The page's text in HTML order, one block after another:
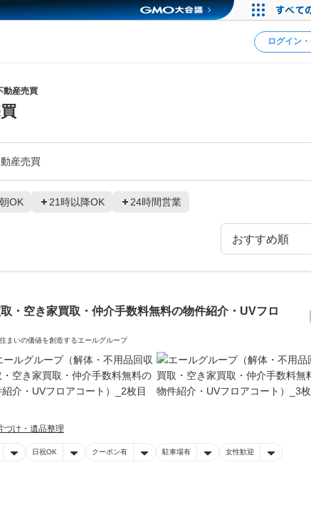
ログイン
動産売買
産売買
OK 21時以降OK 24時間営業
・空き家買取・仲介手数料無料の物件紹介・UVフロ
まいの価値を創造するエールグループ
づけ・遺品整理
日祝OK クーポン有 駐車場有 女性歓迎